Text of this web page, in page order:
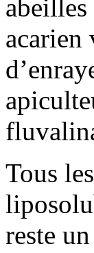
acarien
Tous
reste